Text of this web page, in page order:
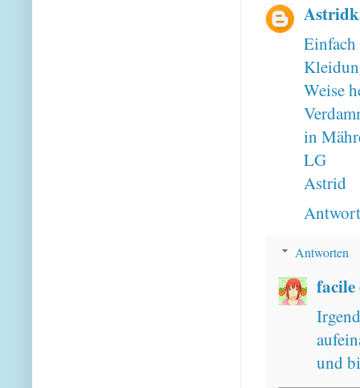
Weise
in
LG
Astrid
Antworten
facile
und